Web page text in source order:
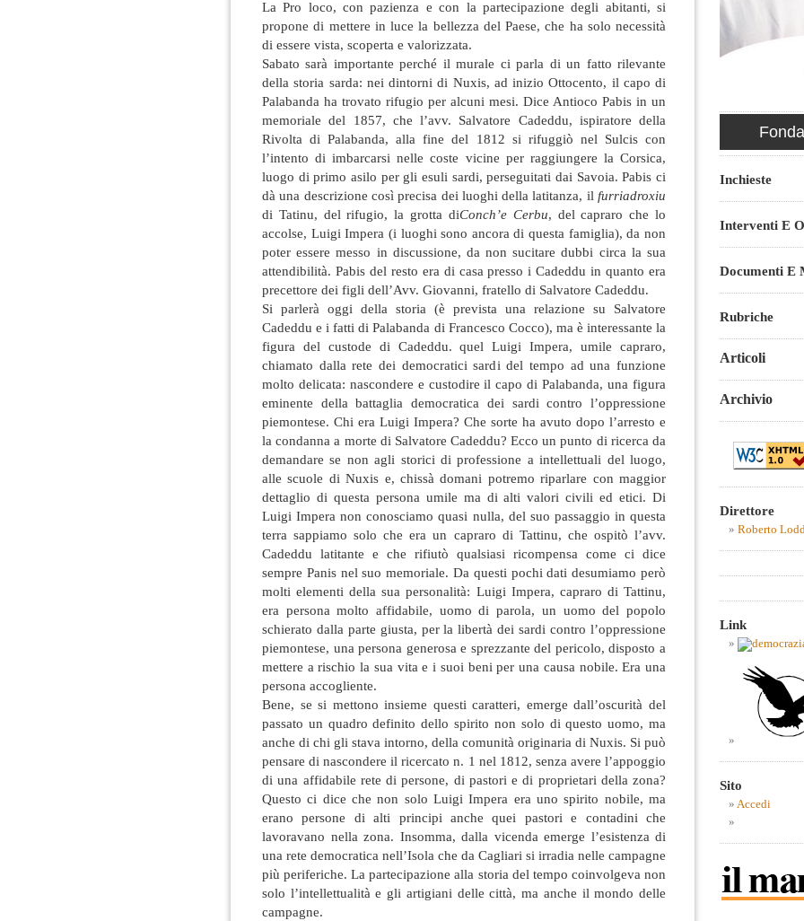
La Pro loco, con pazienza e con la partecipazione degli abitanti, si
propone di mettere in luce la bellezza del Paese, che ha solo necessità
di essere vista, scoperta e valorizzata.
Sabato sarà importante perché il murale ci parla di un fatto rilevante
della storia sarda: nei dintorni di Nuxis, ad inizio Ottocento, il capo di
Palabanda ha trovato rifugio per alcuni mesi. Dice Antioco Pabis in un
memoriale del 1857, che l’avv. Salvatore Cadeddu, ispiratore della
Rivolta di Palabanda, alla fine del 1812 si rifuggiò nel Sulcis con
l’intento di imbarcarsi nelle coste vicine per raggiungere la Corsica,
luogo di primo asilo per gli esuli sardi, perseguitati dai Savoia. Pabis ci
dà una descrizione così precisa dei luoghi della latitanza, il furriadroxiu
di Tatinu, del rifugio, la grotta diConch’e Cerbu, del capraro che lo
accolse, Luigi Impera (i luoghi sono ancora di questa famiglia), da non
poter essere messo in discussione, da non sucitare dubbi circa la sua
attendibilità. Pabis del resto era di casa presso i Cadeddu in quanto era
precettore dei figli dell’Avv. Giovanni, fratello di Salvatore Cadeddu.
Si parlerà oggi della storia (è prevista una relazione su Salvatore
Cadeddu e i fatti di Palabanda di Francesco Cocco), ma è interessante la
figura del custode di Cadeddu. quel Luigi Impera, umile capraro,
chiamato dalla rete dei democratici sardi del tempo ad una funzione
molto delicata: nascondere e custodire il capo di Palabanda, una figura
eminente della battaglia democratica dei sardi contro l’oppressione
piemontese. Chi era Luigi Impera? Che sorte ha avuto dopo l’arresto e
la condanna a morte di Salvatore Cadeddu? Ecco un punto di ricerca da
demandare se non agli storici di professione a intellettuali del luogo,
alle scuole di Nuxis e, chissà domani potremo riparlare con maggior
dettaglio di questa persona umile ma di alti valori civili ed etici. Di
Luigi Impera non conosciamo quasi nulla, del suo passaggio in questa
terra sappiamo solo che era un capraro di Tattinu, che ospitò l’avv.
Cadeddu latitante e che rifiutò qualsiasi ricompensa come ci dice
sempre Panis nel suo memoriale. Da questi pochi dati desumiamo però
molti elementi della sua personalità: Luigi Impera, capraro di Tattinu,
era persona molto affidabile, uomo di parola, un uomo del popolo
schierato dalla parte giusta, per la libertà dei sardi contro l’oppressione
piemontese, una persona generosa e sprezzante del pericolo, disposto a
mettere a rischio la sua vita e i suoi beni per una causa nobile. Era una
persona accogliente.
Bene, se si mettono insieme questi caratteri, emerge dall’oscurità del
passato un quadro definito dello spirito non solo di questo uomo, ma
anche di chi gli stava intorno, della comunità originaria di Nuxis. Si può
pensare di nascondere il ricercato n. 1 nel 1812, senza avere l’appoggio
di una affidabile rete di persone, di pastori e di proprietari della zona?
Questo ci dice che non solo Luigi Impera era uno spirito nobile, ma
erano persone di alti principi anche quei pastori e contadini che
lavoravano nella zona. Insomma, dalla vicenda emerge l’esistenza di
una rete democratica nell’Isola che da Cagliari si irradia nelle campagne
più periferiche. La partecipazione alla storia del tempo coinvolgeva non
solo l’intellettualità e gli artigiani delle città, ma anche il mondo delle
campagne.
Inchieste
Interventi E
Documenti E
Rubriche
Articoli
Archivio
Direttore
Roberto
Link
Sito
Accedi